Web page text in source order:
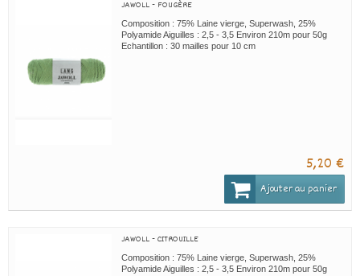
JAWOLL - FOUGÈRE
Composition : 75% Laine vierge, Superwash, 25%
Polyamide Aiguilles : 2,5 - 3,5 Environ 210m pour 50g
Echantillon : 30 mailles pour 10 cm
5,20 €
Ajouter au panier
JAWOLL - CITROUILLE
Composition : 75% Laine vierge, Superwash, 25%
Polyamide Aiguilles : 2,5 - 3,5 Environ 210m pour 50g